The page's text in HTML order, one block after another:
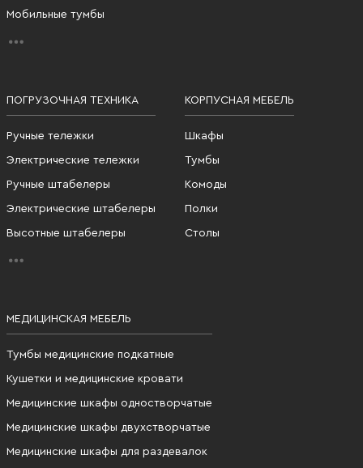
Мобильные тумбы
ПОГРУЗОЧНАЯ ТЕХНИКА
Ручные тележки
Электрические тележки
Ручные штабелеры
Электрические штабелеры
Высотные штабелеры
КОРПУСНАЯ МЕБЕЛЬ
Шкафы
Тумбы
Комоды
Полки
Столы
МЕДИЦИНСКАЯ МЕБЕЛЬ
Тумбы медицинские подкатные
Кушетки и медицинские кровати
Медицинские шкафы одностворчатые
Медицинские шкафы двухстворчатые
Медицинские шкафы для раздевалок